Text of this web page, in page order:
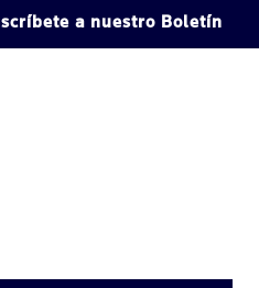
a nuestro Boletín